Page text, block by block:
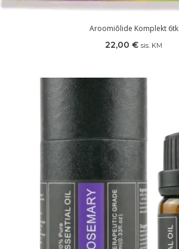
Aroomiõlide Komplekt 6tk
22,00 € sis. KM